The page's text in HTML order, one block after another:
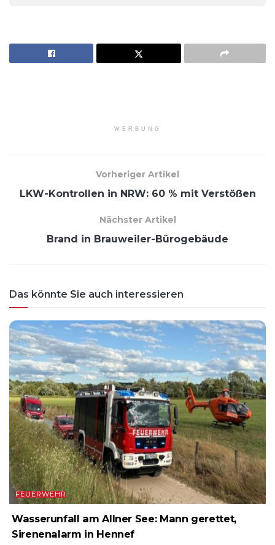
WERBUNG
Vorheriger Artikel
LKW-Kontrollen in NRW: 60 % mit Verstößen
Nächster Artikel
Brand in Brauweiler-Bürogebäude
Das könnte Sie auch interessieren
FEUERWEHR
Wasserunfall am Allner See: Mann gerettet,
Sirenenalarm in Hennef